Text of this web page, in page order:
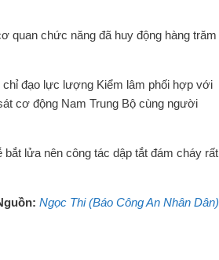
quan chức năng đã huy động hàng trăm
đạo lực lượng Kiểm lâm phối hợp với
cơ động Nam Trung Bộ cùng người
lửa nên công tác dập tắt đám cháy rất
Ngọc Thi (Báo Công An Nhân Dân)